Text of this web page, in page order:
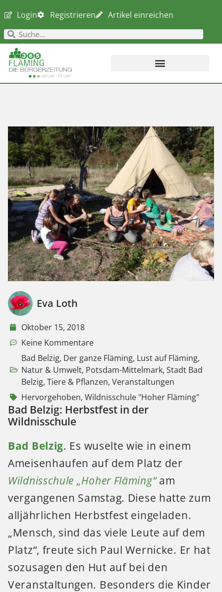
Login Registrieren Artikel einreichen
Eva Loth
Oktober 15, 2018
Keine Kommentare
Bad Belzig, Der ganze Fläming, Lust auf Fläming,
Natur & Umwelt, Potsdam-Mittelmark, Stadt Bad
Belzig, Tiere & Pflanzen, Veranstaltungen
Hervorgehoben, Wildnisschule "Hoher Fläming"
Bad Belzig: Herbstfest in der
Wildnisschule
Bad Belzig. Es wuselte wie in einem
Ameisenhaufen auf dem Platz der
Wildnisschule „Hoher Fläming“am
vergangenen Samstag. Diese hatte zum
alljährlichen Herbstfest eingeladen.
„Mensch, sind das viele Leute auf dem
Platz“, freute sich Paul Wernicke. Er hat
sozusagen den Hut auf bei den
Veranstaltungen. Besonders die Kinder